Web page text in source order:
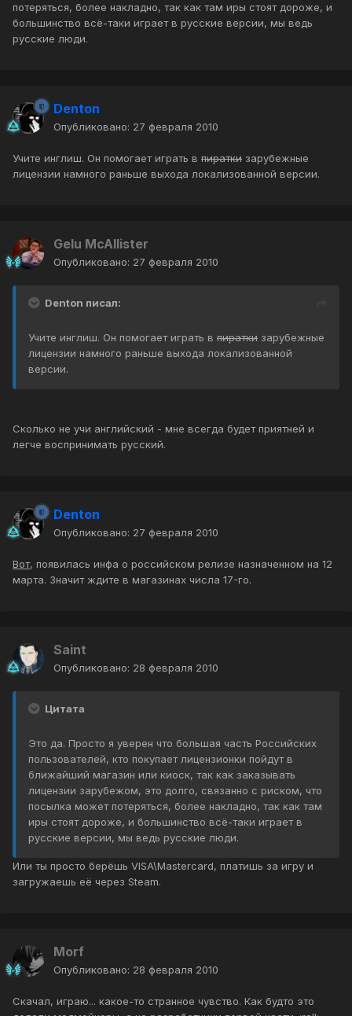
потеряться, более накладно, так как там иры стоят дороже, и
большинство всё-таки играет в русские версии, мы ведь
русские люди.
Denton
Опубликовано: 27 февраля 2010
Учите инглиш. Он помогает играть в пиратки зарубежные
лицензии намного раньше выхода локализованной версии.
Gelu McAllister
Опубликовано: 27 февраля 2010
Denton писал:
Учите инглиш. Он помогает играть в пиратки зарубежные
лицензии намного раньше выхода локализованной
версии.
Сколько не учи английский - мне всегда будет приятней и
легче воспринимать русский.
Denton
Опубликовано: 27 февраля 2010
Вот, появилась инфа о российском релизе назначенном на 12
марта. Значит ждите в магазинах числа 17-го.
Saint
Опубликовано: 28 февраля 2010
Цитата
Это да. Просто я уверен что большая часть Российских
пользователей, кто покупает лицензионки пойдут в
ближайший магазин или киоск, так как заказывать
лицензии зарубежом, это долго, связанно с риском, что
посылка может потеряться, более накладно, так как там
иры стоят дороже, и большинство всё-таки играет в
русские версии, мы ведь русские люди.
Или ты просто берёшь VISA\Mastercard, платишь за игру и
загружаешь её через Steam.
Morf
Опубликовано: 28 февраля 2010
Скачал, играю... какое-то странное чувство. Как будто это